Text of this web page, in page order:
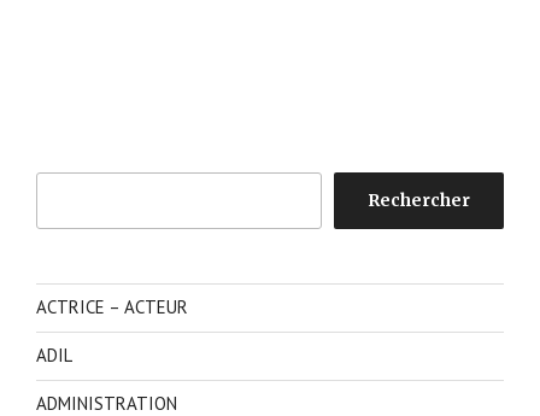
Rechercher
ACTRICE – ACTEUR
ADIL
ADMINISTRATION